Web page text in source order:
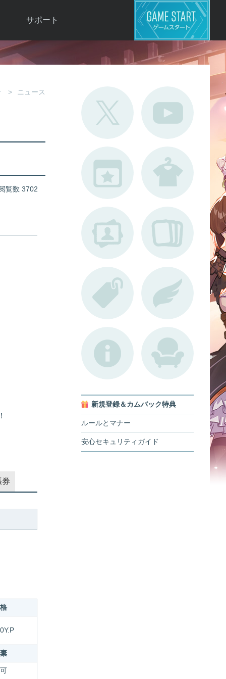
サポート
よくある質問
不具合対応状況
ニュース
覧数 3702
券
新規登録＆カムバック特典
ルールとマナー
安心セキュリティガイド